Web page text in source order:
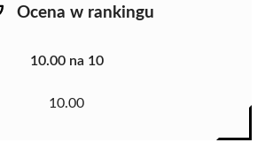
Ocena w rankingu
10.00 na 10
10.00